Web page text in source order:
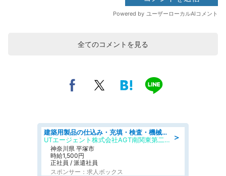
全てのコメントを見る
＞
建築用製品の仕込み・充填・検査・機械操作/寮完備/日払い/工場・製造
UTエージェント株式会社AGT南関東第二CU
神奈川県 平塚市
時給1,500円
正社員 / 派遣社員
スポンサー：求人ボックス